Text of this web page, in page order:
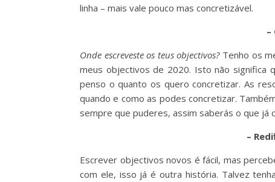
linha – mais vale pouco mas concretizável.
–
Onde escreveste os teus objectivos?Tenho os
meus objectivos de 2020. Isto não significa
penso o quanto os quero concretizar. As
quando e como as podes concretizar.
sempre que puderes, assim saberás o que já
–
Escrever objectivos novos é fácil, mas
com ele, isso já é outra história. Talvez